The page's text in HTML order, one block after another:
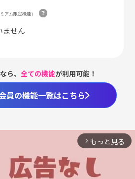
ミアム限定機能）
ません
ら、全ての機能が利用可能！
員の機能一覧はこちら
arrow_forward_ios もっと見る